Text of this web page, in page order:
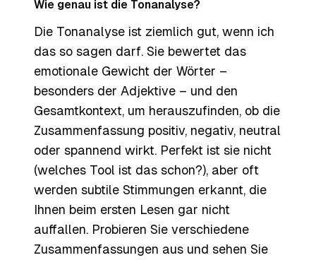
Wie genau ist die Tonanalyse?
Die Tonanalyse ist ziemlich gut, wenn ich
das so sagen darf. Sie bewertet das
emotionale Gewicht der Wörter –
besonders der Adjektive – und den
Gesamtkontext, um herauszufinden, ob die
Zusammenfassung positiv, negativ, neutral
oder spannend wirkt. Perfekt ist sie nicht
(welches Tool ist das schon?), aber oft
werden subtile Stimmungen erkannt, die
Ihnen beim ersten Lesen gar nicht
auffallen. Probieren Sie verschiedene
Zusammenfassungen aus und sehen Sie